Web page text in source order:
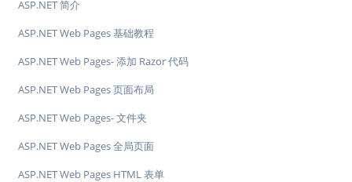
ASP.NET 简介
ASP.NET Web Pages 基础教程
ASP.NET Web Pages- 添加 Razor 代码
ASP.NET Web Pages 页面布局
ASP.NET Web Pages- 文件夹
ASP.NET Web Pages 全局页面
ASP.NET Web Pages HTML 表单